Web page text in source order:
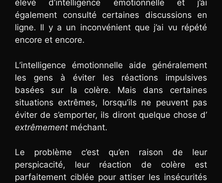
élevé d’intelligence émotionnelle et j’ai
également consulté certaines discussions en
ligne. Il y a un inconvénient que j’ai vu répété
encore et encore.
L’intelligence émotionnelle aide généralement
les gens à éviter les réactions impulsives
basées sur la colère. Mais dans certaines
situations extrêmes, lorsqu’ils ne peuvent pas
éviter de s’emporter, ils diront quelque chose d’
extrêmement méchant.
Le problème c’est qu’en raison de leur
perspicacité, leur réaction de colère est
parfaitement ciblée pour attiser les insécurités